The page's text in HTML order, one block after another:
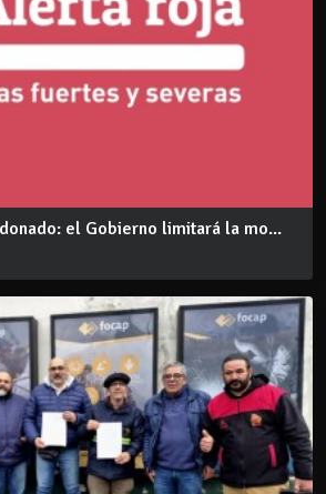
el Gobierno limitará la mo...